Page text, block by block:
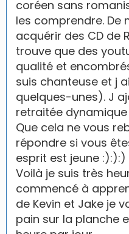
coréen sans
les comprendre. De
acquérir des CD de
trouve que des
qualité et
suis chanteuse et j
quelques-unes). J
retraitée
Que cela ne vous
répondre si vous
esprit est jeune :):):)
Voilà je suis très
commencé à
de Kevin et Jake je
pain sur la planche